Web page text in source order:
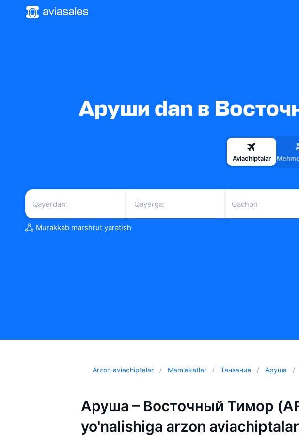
Аруши dan в
Aviachiptalar
Qachon
Murakkab marshrut yaratish
Arzon aviachiptalar Mamlakatlar Танзания Аруша
Аруша – Восточный Тимор
yo'nalishiga arzon aviachiptalar